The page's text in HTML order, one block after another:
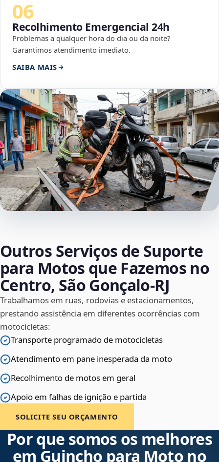
06
Recolhimento Emergencial 24h
Problemas a qualquer hora do dia ou da noite?
Garantimos atendimento imediato.
SAIBA MAIS
Outros Serviços de Suporte
para Motos que Fazemos no
Centro, São Gonçalo‑RJ
Trabalhamos em ruas, rodovias e estacionamentos,
prestando assistência em diferentes ocorrências com
motocicletas:
Transporte programado de motocicletas
Atendimento em pane inesperada da moto
Recolhimento de motos em geral
Apoio em falhas de ignição e partida
SOLICITE SEU ORÇAMENTO
Por que somos os melhores
em Guincho para Moto no